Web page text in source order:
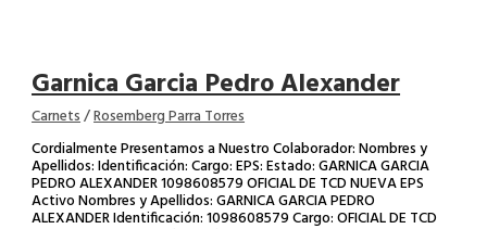
Garnica Garcia Pedro Alexander
Carnets/Rosemberg Parra Torres
Cordialmente Presentamos a Nuestro Colaborador: Nombres y
Apellidos: Identificación: Cargo: EPS: Estado: GARNICA GARCIA
PEDRO ALEXANDER 1098608579 OFICIAL DE TCD NUEVA EPS
Activo Nombres y Apellidos: GARNICA GARCIA PEDRO
ALEXANDER Identificación: 1098608579 Cargo: OFICIAL DE TCD